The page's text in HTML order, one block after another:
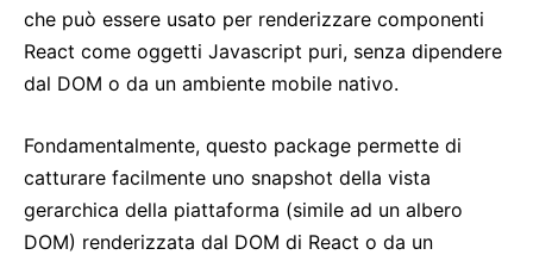
che può essere usato per renderizzare componenti
React come oggetti Javascript puri, senza dipendere
dal DOM o da un ambiente mobile nativo.
Fondamentalmente, questo package permette di
catturare facilmente uno snapshot della vista
gerarchica della piattaforma (simile ad un albero
DOM) renderizzata dal DOM di React o da un
7. Renderizzazione Condizionale
8. Liste e Chiavi
9. Forms
11. Composizione vs Ereditarità
12. Pensare in React
GUIDE AVANZATE